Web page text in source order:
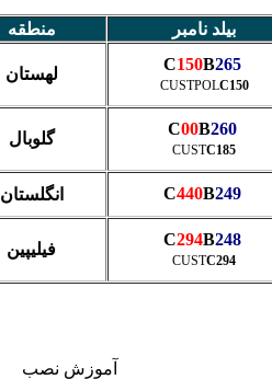
بیلد نامبر منطقه
C150B265
CUSTPOLC150
لهستان
C
00B260
CUSTC185
گلوبال
C
440B249 انگلستان
C
294B248
CUSTC294
فیلیپین
آموزش نصب